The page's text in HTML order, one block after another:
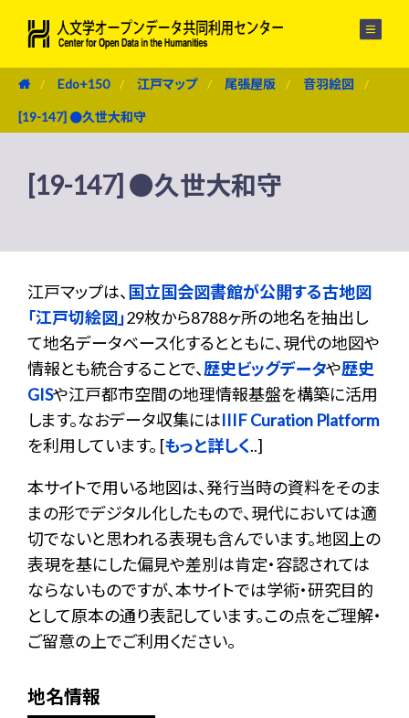
Edo+150 江戸マップ 尾張屋版 音羽絵図
[19-147] ●久世大和守
[19-147] ●久世大和守
江戸マップは、 国立国会図書館が公開する古地図
「江戸切絵図」29枚から8788ヶ所の地名を抽出し
て地名データベース化するとともに、現代の地図や
情報とも統合することで、歴史ビッグデータや歴史
GISや江戸都市空間の地理情報基盤を構築に活用
します。なおデータ収集にはIIIF Curation Platform
を利用しています。 [もっと詳しく..]
本サイトで用いる地図は、発行当時の資料をそのま
まの形でデジタル化したもので、現代においては適
切でないと思われる表現も含んでいます。地図上の
表現を基にした偏見や差別は肯定・容認されては
ならないものですが、本サイトでは学術・研究目的
として原本の通り表記しています。この点をご理解・
ご留意の上でご利用ください。
地名情報